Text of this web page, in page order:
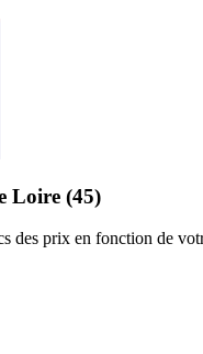
Loire (45)
prix en fonction de